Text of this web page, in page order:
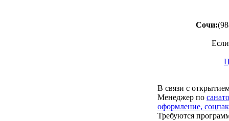
Сочи:
В связи с
Менеджер по
оформление,
Требуются